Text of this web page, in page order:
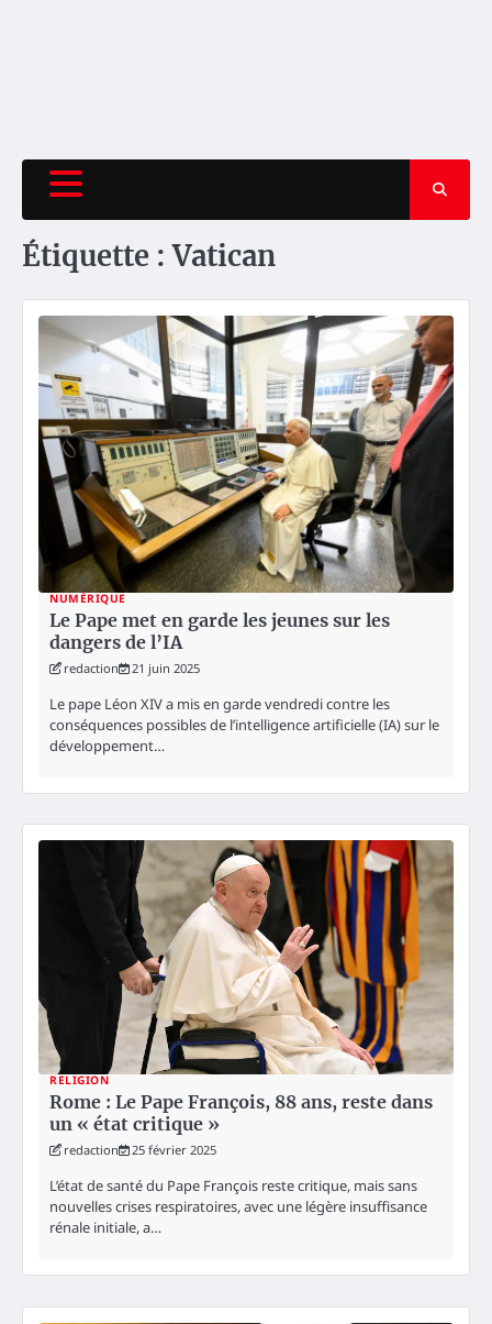
Étiquette :Vatican
NUMÉRIQUE
Le Pape met en garde les jeunes sur les
dangers de l’IA
redaction 21 juin 2025
Le pape Léon XIV a mis en garde vendredi contre les
conséquences possibles de l’intelligence artificielle (IA) sur le
développement…
RELIGION
Rome : Le Pape François, 88 ans, reste dans
un « état critique »
redaction 25 février 2025
L’état de santé du Pape François reste critique, mais sans
nouvelles crises respiratoires, avec une légère insuffisance
rénale initiale, a…